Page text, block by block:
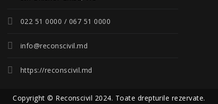
022 51 0000 / 067 51 0000
info@reconscivil.md
https://reconscivil.md
Copyright © Reconscivil 2024. Toate drepturile rezervate.